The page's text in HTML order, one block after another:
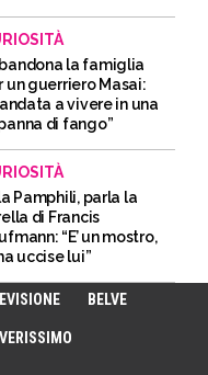
la famiglia
un guerriero Masai:
andata a vivere in una
di fango”
Pamphili, parla la
di Francis
“E’ un mostro,
uccise lui”
BELVE
VERISSIMO